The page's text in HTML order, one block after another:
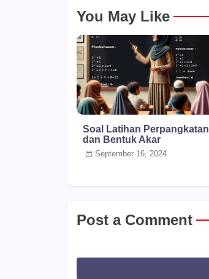
You May Like
Soal Latihan Perpangkatan
dan Bentuk Akar
September 16, 2024
Post a Comment